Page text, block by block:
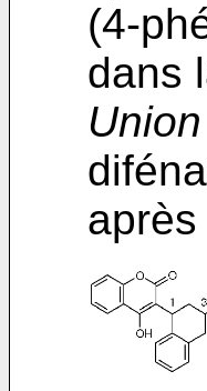
(4-
dans
après